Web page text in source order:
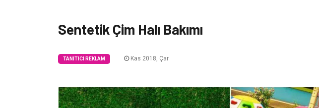
Sentetik Çim Halı Bakımı
TANITICI REKLAM Kas 2018, Çar